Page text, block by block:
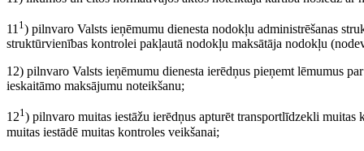
11 1) pilnvaro Valsts ieņēmumu dienesta nodokļu administrēšanas
struktūrvienības kontrolei pakļautā nodokļu maksātāja nodokļu
12) pilnvaro Valsts ieņēmumu dienesta ierēdņus pieņemt lēmumus
ieskaitāmo maksājumu noteikšanu;
121) pilnvaro muitas iestāžu ierēdņus apturēt transportlīdzekli
muitas iestādē muitas kontroles veikšanai;